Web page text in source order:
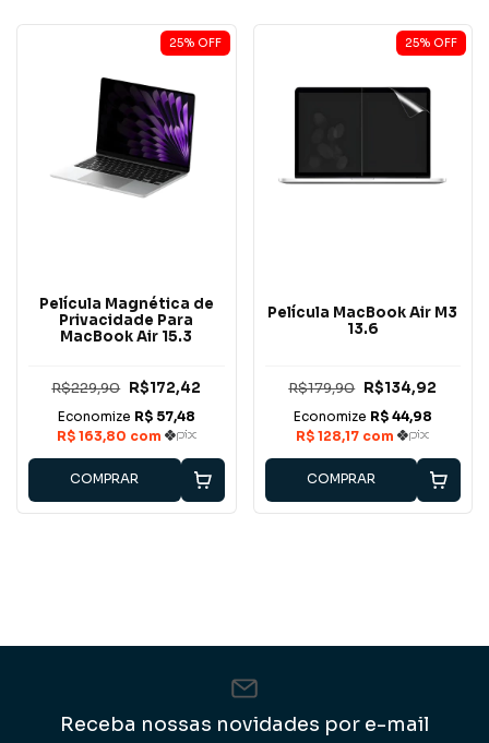
25% OFF
Película Magnética de
Privacidade Para
MacBook Air 15.3
R$229,90 R$172,42
COMPRAR
25% OFF
Película MacBook Air M3
13.6
R$179,90 R$134,92
COMPRAR
Receba nossas novidades por e-mail